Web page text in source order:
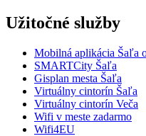
Užitočné služby
Mobilná aplikácia Šaľa
SMARTCity Šaľa
Gisplan mesta Šaľa
Virtuálny cintorín Šaľa
Virtuálny cintorín Veča
Wifi v meste zadarmo
Wifi4EU